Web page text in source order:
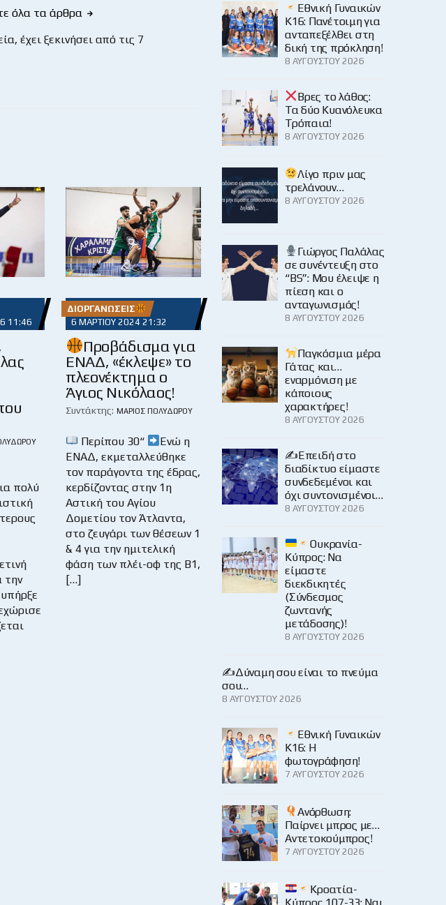
όλα τα άρθρα
έχει ξεκινήσει από τις 7
11:46
πολύ
την
ΔΙΟΡΓΑΝΏΣΕΙΣ
6 ΜΑΡΤΊΟΥ 2024 21:32
Προβάδισμα για
ΕΝΑΔ, «έκλεψε» το
πλεονέκτημα ο
Άγιος Νικόλαος!
Συντάκτης: ΜΆΡΙΟΣ ΠΟΛΥΔΏΡΟΥ
Περίπου 30“
Ενώ η
ΕΝΑΔ, εκμεταλλεύθηκε
τον παράγοντα της έδρας,
κερδίζοντας στην 1η
Αστική του Αγίου
Δομετίου τον Άτλαντα,
στο ζευγάρι των θέσεων 1
& 4 για την ημιτελική
φάση των πλέι-οφ της Β1,
[…]
Εθνική Γυναικών
Κ16: Πανέτοιμη για
ανταπεξέλθει στη
δική της πρόκληση!
8 ΑΥΓΟΎΣΤΟΥ 2026
Βρες το λάθος:
Τα δύο Κυανόλευκα
Τρόπαια!
8 ΑΥΓΟΎΣΤΟΥ 2026
Λίγο πριν μας
τρελάνουν…
8 ΑΥΓΟΎΣΤΟΥ 2026
Γιώργος Παλάλας
σε συνέντευξη στο
“BS”: Μου έλειψε η
πίεση και ο
ανταγωνισμός!
8 ΑΥΓΟΎΣΤΟΥ 2026
Παγκόσμια μέρα
Γάτας και…
εναρμόνιση με
κάποιους
χαρακτήρες!
8 ΑΥΓΟΎΣΤΟΥ 2026
✍️Επειδή στο
διαδίκτυο είμαστε
συνδεδεμένοι και
όχι συντονισμένοι…
8 ΑΥΓΟΎΣΤΟΥ 2026
Ουκρανία-
Κύπρος: Να
είμαστε
διεκδικητές
(Σύνδεσμος
ζωντανής
μετάδοσης)!
8 ΑΥΓΟΎΣΤΟΥ 2026
✍️Δύναμη σου είναι το πνεύμα
σου…
8 ΑΥΓΟΎΣΤΟΥ 2026
Εθνική Γυναικών
Κ16: Η
φωτογράφηση!
7 ΑΥΓΟΎΣΤΟΥ 2026
Ανόρθωση:
Παίρνει μπρος με…
Αντετοκούμπρος!
7 ΑΥΓΟΎΣΤΟΥ 2026
Κροατία-